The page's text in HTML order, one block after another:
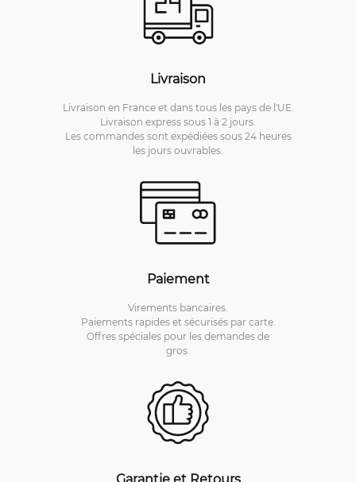
Livraison
Livraison en France et dans tous les pays de l'UE.
Livraison express sous 1 à 2 jours.
Les commandes sont expédiées sous 24 heures
les jours ouvrables.
Paiement
Virements bancaires.
Paiements rapides et sécurisés par carte.
Offres spéciales pour les demandes de
gros.
Garantie et Retours